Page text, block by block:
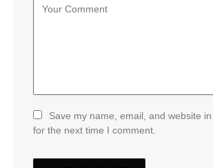
Save my name, email, and website
for the next time I comment.